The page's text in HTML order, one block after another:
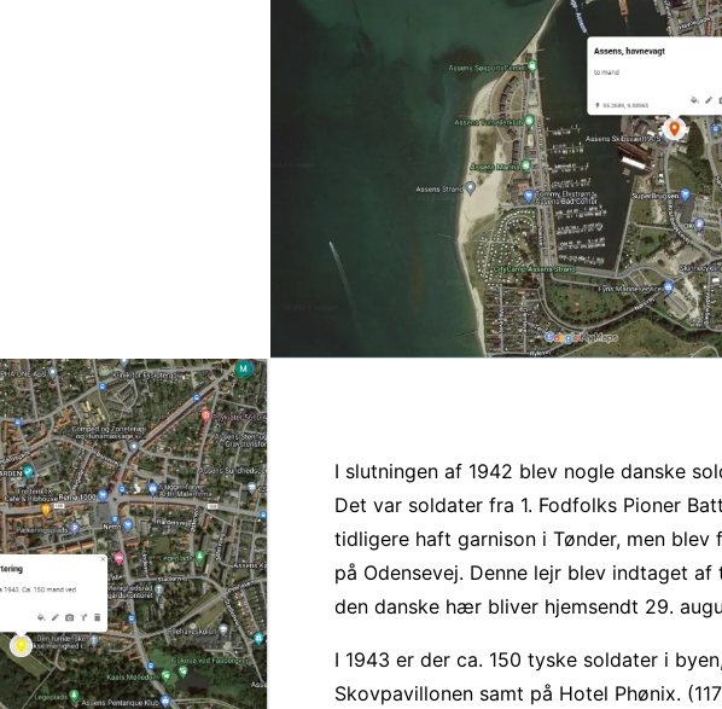
I slutningen af 1942 blev nogle danske
Det var soldater fra 1. Fodfolks Pioner
tidligere haft garnison i Tønder, men
på Odensevej. Denne lejr blev indtaget
den danske hær bliver hjemsendt 29.
I 1943 er der ca. 150 tyske soldater i
Skovpavillonen samt på Hotel Phønix.